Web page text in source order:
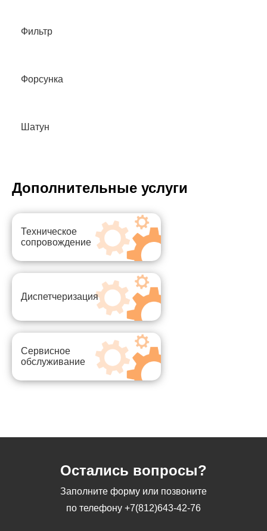
Фильтр
Форсунка
Шатун
Дополнительные услуги
Техническое
сопровождение
Диспетчеризация
Сервисное
обслуживание
Остались вопросы?
Заполните форму или позвоните
по телефону +7(812)643-42-76